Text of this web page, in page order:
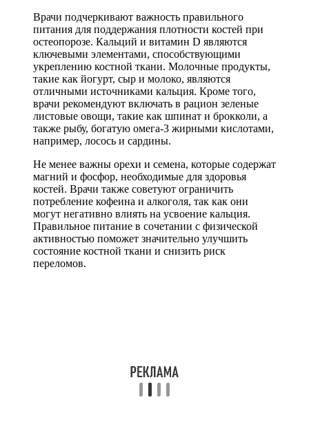
Врачи подчеркивают важность правильного
питания для поддержания плотности костей при
остеопорозе. Кальций и витамин D являются
ключевыми элементами, способствующими
укреплению костной ткани. Молочные продукты,
такие как йогурт, сыр и молоко, являются
отличными источниками кальция. Кроме того,
врачи рекомендуют включать в рацион зеленые
листовые овощи, такие как шпинат и брокколи, а
также рыбу, богатую омега-3 жирными кислотами,
например, лосось и сардины.
Не менее важны орехи и семена, которые содержат
магний и фосфор, необходимые для здоровья
костей. Врачи также советуют ограничить
потребление кофеина и алкоголя, так как они
могут негативно влиять на усвоение кальция.
Правильное питание в сочетании с физической
активностью поможет значительно улучшить
состояние костной ткани и снизить риск
переломов.